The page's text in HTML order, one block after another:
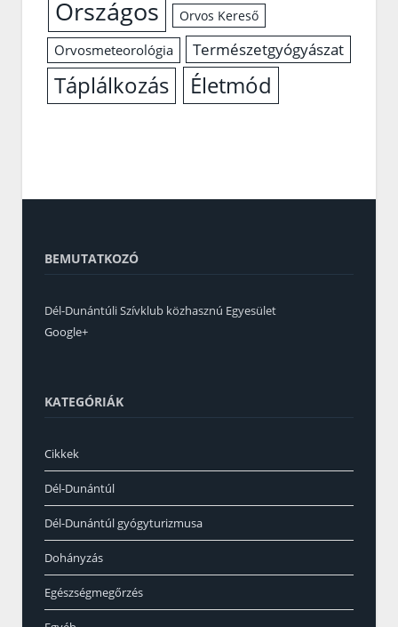
Országos Orvos Kereső
Orvosmeteorológia Természetgyógyászat
Táplálkozás Életmód
BEMUTATKOZÓ
Dél-Dunántúli Szívklub közhasznú Egyesület
Google+
KATEGÓRIÁK
Cikkek
Dél-Dunántúl
Dél-Dunántúl gyógyturizmusa
Dohányzás
Egészségmegőrzés